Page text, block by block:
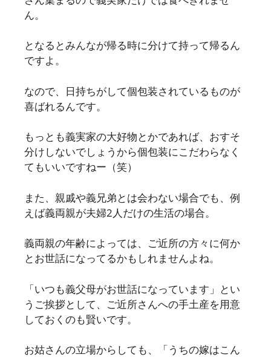
ん。
となるとみんなが帰る時に分けて持って帰るん
ですよ。
なので、日持ちがして個包装されているものが
喜ばれるんです。
もっとも義実家の大好物とかであれば、おすそ
分けしないでしょうから個包装にこだわらなく
てもいいですねー（笑）
また、親戚や義兄弟とは会わない場合でも、例
えば義両親が夫婦2人だけの生活の場合。
義両親の年齢によっては、ご近所の方々に何か
とお世話になってるかもしれませんよね。
「いつも義父母がお世話になっています」とい
うご挨拶として、ご近所さんへの手土産を用意
しておくのも賢いです。
お姑さんの立場からしても、「うちの嫁はこん